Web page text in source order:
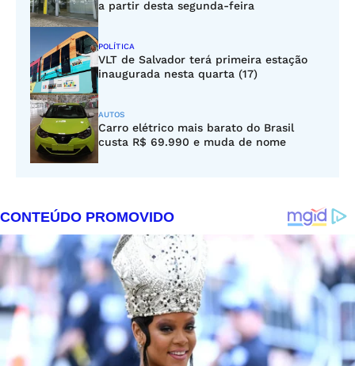
a partir desta segunda-feira
POLÍTICA
VLT de Salvador terá primeira estação
inaugurada nesta quarta (17)
AUTOS
Carro elétrico mais barato do Brasil
custa R$ 69.990 e muda de nome